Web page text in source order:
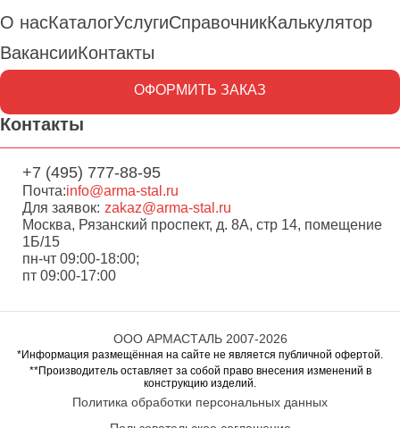
О насКаталогУслугиСправочникКалькулятор
ВакансииКонтакты
ОФОРМИТЬ ЗАКАЗ
Контакты
+7 (495) 777-88-95
Почта:info@arma-stal.ru
Для заявок: zakaz@arma-stal.ru
Москва, Рязанский проспект, д. 8А, стр 14, помещение
1Б/15
пн-чт 09:00-18:00;
пт 09:00-17:00
ООО АРМАСТАЛЬ 2007-2026
*Информация размещённая на сайте не является публичной офертой.
**Производитель оставляет за собой право внесения изменений в
конструкцию изделий.
Политика обработки персональных данных